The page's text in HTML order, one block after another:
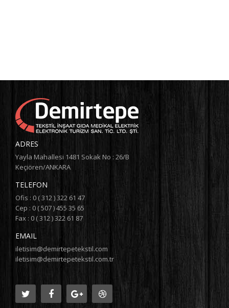
ADRES
Yayla Mahallesi 1481 Sokak No : 26/B
Keçiören/ANKARA
TELEFON
Ofis : 0 ( 312 ) 322 61 47
Cep : 0 ( 507 ) 455 35 65
Fax : 0 ( 312 ) 322 61 87
EMAIL
iletisim@demirtepetekstil.com
iletisim@demirtepetekstil.com.tr